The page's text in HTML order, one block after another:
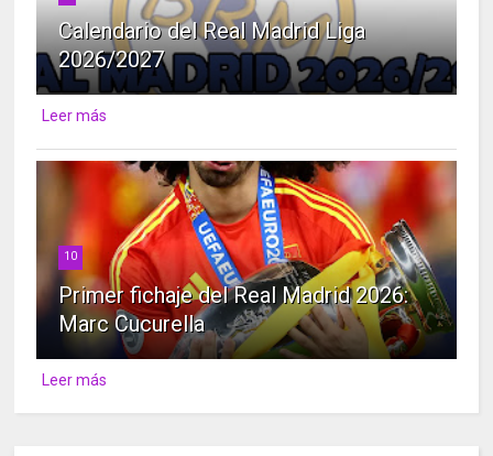
Calendario del Real Madrid Liga
2026/2027
Leer más
10
Primer fichaje del Real Madrid 2026:
Marc Cucurella
Leer más